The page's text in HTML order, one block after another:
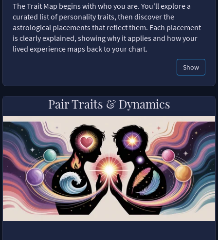
The Trait Map begins with who you are. You'll explore a
curated list of personality traits, then discover the
astrological placements that reflect them. Each placement
is clearly explained, showing why it applies and how your
lived experience maps back to your chart.
Show
Pair Traits & Dynamics